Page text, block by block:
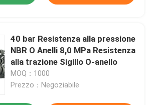
40 bar Resistenza alla pressione
NBR O Anelli 8,0 MPa Resistenza
alla trazione Sigillo O-anello
MOQ：1000
Prezzo：Negoziabile